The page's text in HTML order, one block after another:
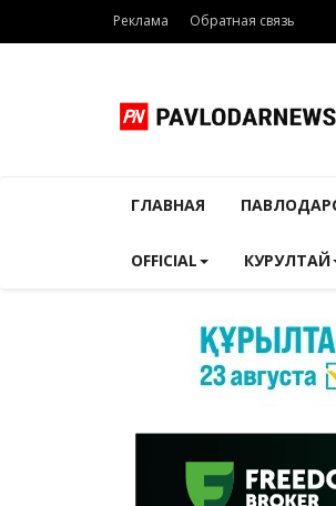
Реклама Обратная связь
ГЛАВНАЯ
OFFICIAL КУРУЛТАЙ